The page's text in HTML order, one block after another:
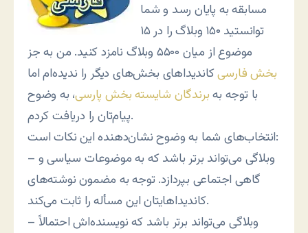
مسابقه به پایان رسد و شما
توانستید ۱۵۰ وبلاگ را در ۱۵
موضوع از میان ۵۵۰۰ وبلاگ نامزد کنید. من به جز
بخش فارسیکاندیداهای بخش‌های دیگر را ندیده‌ام اما
با توجه بهبرندگان شایسته بخش پارسی، به وضوح
پیام‌تان را دریافت کردم.
انتخاب‌های شما به وضوح نشان‌دهنده این نکات است:
– وبلاگی می‌تواند برتر باشد که به موضوعات سیاسی و
گاهی اجتماعی بپردازد. توجه به مضمون نوشته‌های
کاندیداهایتان این مسأله را ثابت می‌کند.
– وبلاگی می‌تواند برتر باشد که نویسنده‌اش احتمالاً